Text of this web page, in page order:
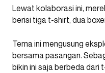
Lewat kolaborasi ini,
berisi tiga t-shirt, dua
Tema ini mengusung
bersama pasangan.
bikin ini saja berbeda dari